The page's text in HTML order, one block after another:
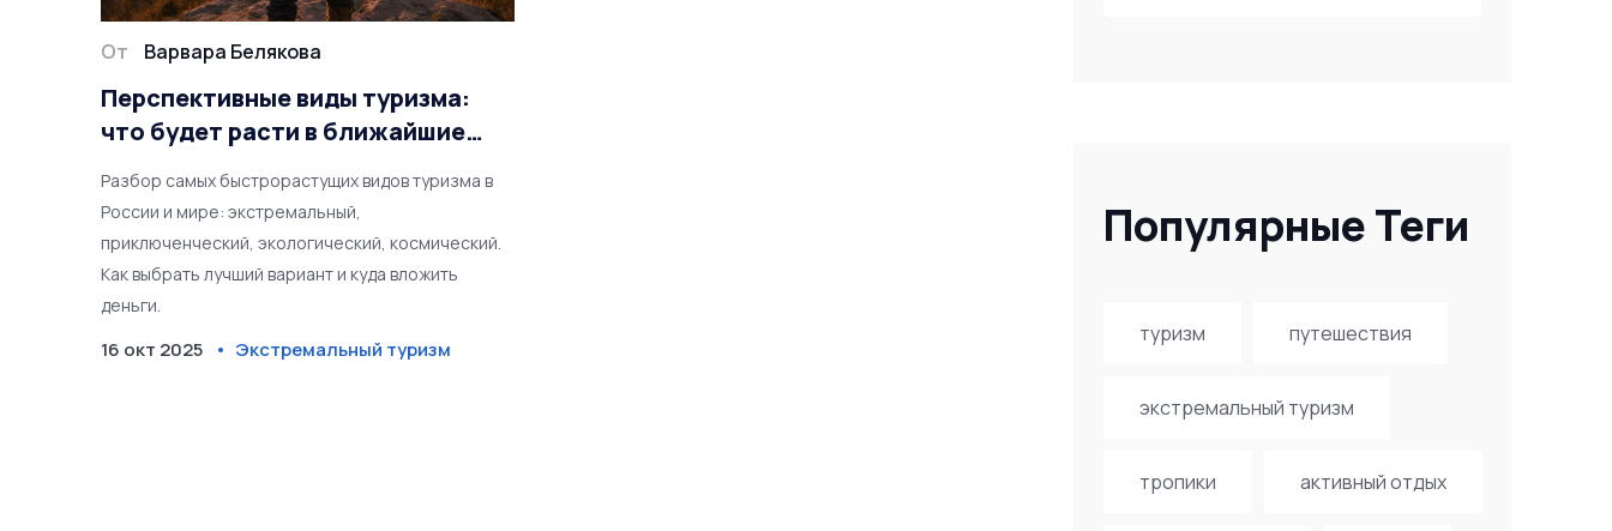
Популярные Теги
туризм путешествия
экстремальный туризм
тропики активный отдых
От Варвара Белякова
Перспективные виды туризма:
что будет расти в ближайшие
Разбор самых быстрорастущих видов туризма в
России и мире: экстремальный,
приключенческий, экологический, космический.
Как выбрать лучший вариант и куда вложить
деньги.
16 окт 2025 Экстремальный туризм